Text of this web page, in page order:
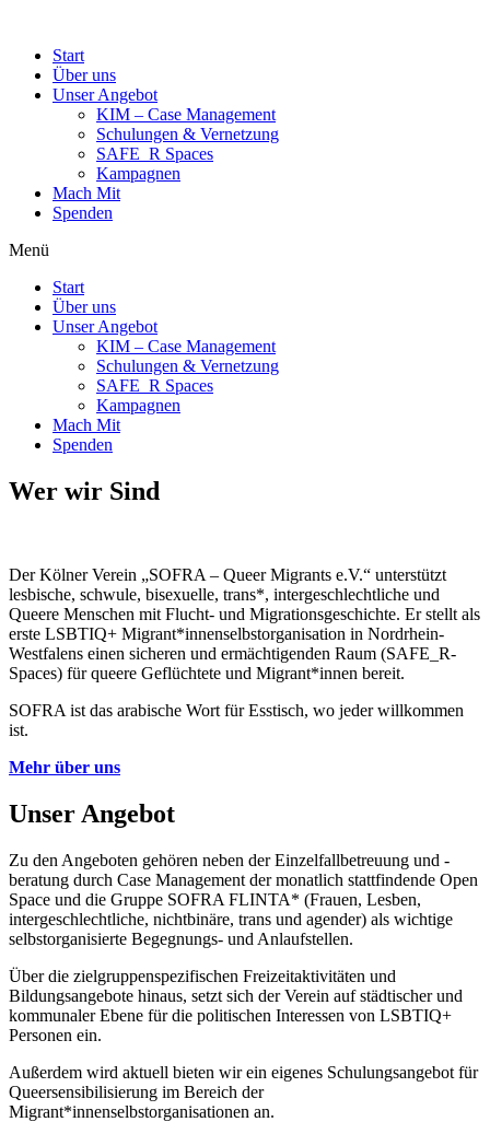
Start
Über uns
Unser Angebot
KIM – Case Management
Schulungen & Vernetzung
SAFE_R Spaces
Kampagnen
Mach Mit
Spenden
Menü
Start
Über uns
Unser Angebot
KIM – Case Management
Schulungen & Vernetzung
SAFE_R Spaces
Kampagnen
Mach Mit
Spenden
Wer wir Sind
Der Kölner Verein „SOFRA – Queer Migrants e.V.“ unterstützt
lesbische, schwule, bisexuelle, trans*, intergeschlechtliche und
Queere Menschen mit Flucht- und Migrationsgeschichte. Er stellt als
erste LSBTIQ+ Migrant*innenselbstorganisation in Nordrhein-
Westfalens einen sicheren und ermächtigenden Raum (SAFE_R-
Spaces) für queere Geflüchtete und Migrant*innen bereit.
SOFRA ist das arabische Wort für Esstisch, wo jeder willkommen
ist.
Mehr über uns
Unser Angebot
Zu den Angeboten gehören neben der Einzelfallbetreuung und -
beratung durch Case Management der monatlich stattfindende Open
Space und die Gruppe SOFRA FLINTA* (Frauen, Lesben,
intergeschlechtliche, nichtbinäre, trans und agender) als wichtige
selbstorganisierte Begegnungs- und Anlaufstellen.
Über die zielgruppenspezifischen Freizeitaktivitäten und
Bildungsangebote hinaus, setzt sich der Verein auf städtischer und
kommunaler Ebene für die politischen Interessen von LSBTIQ+
Personen ein.
Außerdem wird aktuell bieten wir ein eigenes Schulungsangebot für
Queersensibilisierung im Bereich der
Migrant*innenselbstorganisationen an.